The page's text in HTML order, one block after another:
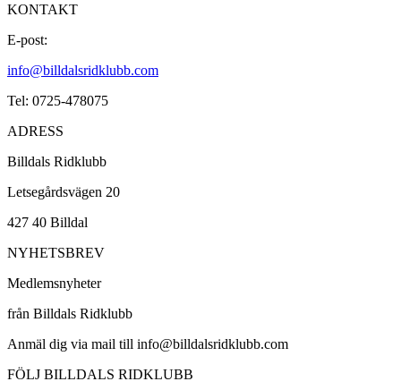
KONTAKT
E-post:
info@billdalsridklubb.com
Tel: 0725-478075
ADRESS
Billdals Ridklubb
Letsegårdsvägen 20
427 40 Billdal
NYHETSBREV
Medlemsnyheter
från Billdals Ridklubb
Anmäl dig via mail till info@billdalsridklubb.com
FÖLJ BILLDALS RIDKLUBB